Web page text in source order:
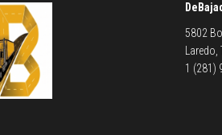
5802
Laredo,
1 (281)